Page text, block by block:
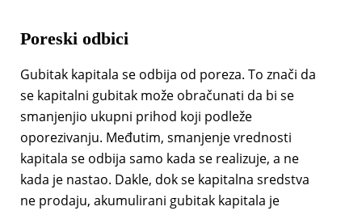
Poreski odbici
Gubitak kapitala se odbija od poreza. To znači da
se kapitalni gubitak može obračunati da bi se
smanjenjio ukupni prihod koji podleže
oporezivanju. Međutim, smanjenje vrednosti
kapitala se odbija samo kada se realizuje, a ne
kada je nastao. Dakle, dok se kapitalna sredstva
ne prodaju, akumulirani gubitak kapitala je